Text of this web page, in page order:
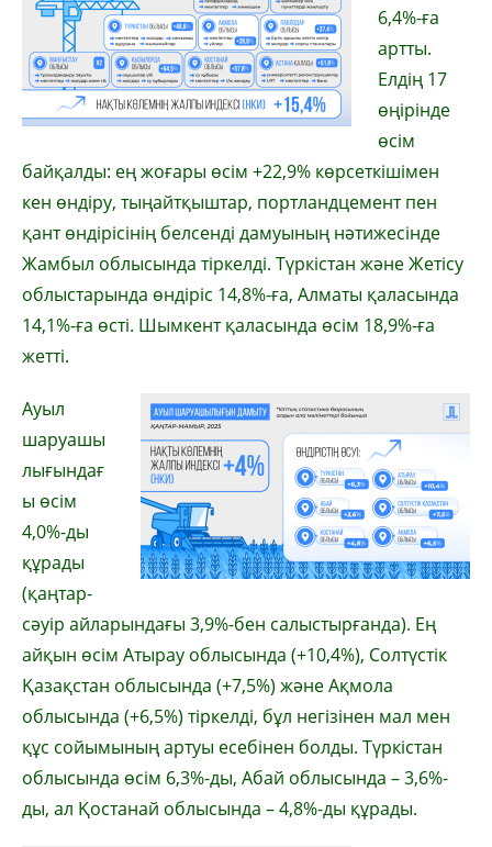
6,4%-ға
артты.
Елдің 17
өңірінде
өсім
байқалды: ең жоғары өсім +22,9% көрсеткішімен
кен өндіру, тыңайтқыштар, портландцемент пен
қант өндірісінің белсенді дамуының нәтижесінде
Жамбыл облысында тіркелді. Түркістан және Жетісу
облыстарында өндіріс 14,8%-ға, Алматы қаласында
14,1%-ға өсті. Шымкент қаласында өсім 18,9%-ға
жетті.
Ауыл
шаруашы
лығындағ
ы өсім
4,0%-ды
құрады
(қаңтар-
сәуір айларындағы 3,9%-бен салыстырғанда). Ең
айқын өсім Атырау облысында (+10,4%), Солтүстік
Қазақстан облысында (+7,5%) және Ақмола
облысында (+6,5%) тіркелді, бұл негізінен мал мен
құс сойымының артуы есебінен болды. Түркістан
облысында өсім 6,3%-ды, Абай облысында – 3,6%-
ды, ал Қостанай облысында – 4,8%-ды құрады.